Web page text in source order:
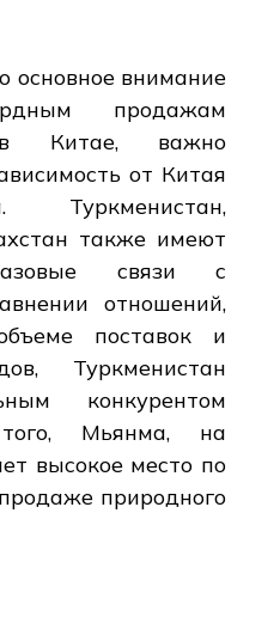
основное внимание
продажам
в Китае, важно
от Китая
Туркменистан,
также имеют
связи с
отношений,
поставок и
Туркменистан
конкурентом
Мьянма, на
высокое место по
природного